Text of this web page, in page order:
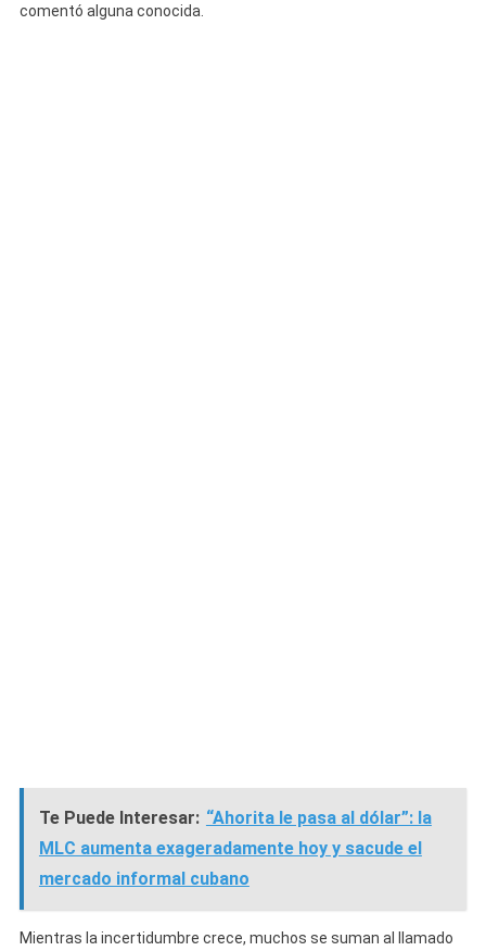
comentó alguna conocida.
Te Puede Interesar: “Ahorita le pasa al dólar”: la
MLC aumenta exageradamente hoy y sacude el
mercado informal cubano
Mientras la incertidumbre crece, muchos se suman al llamado